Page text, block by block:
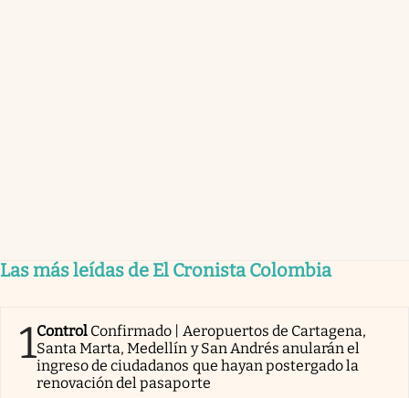
Las más leídas de El Cronista Colombia
1Control Confirmado | Aeropuertos de Cartagena,
Santa Marta, Medellín y San Andrés anularán el
ingreso de ciudadanos que hayan postergado la
renovación del pasaporte